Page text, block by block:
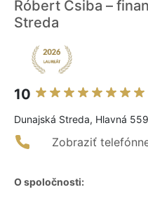
Róbert Csiba –
Streda
10
Dunajská Streda, Hlavná
Zobraziť
O spoločnosti: